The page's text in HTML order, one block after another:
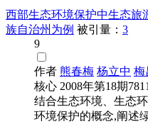
西部生态环境保护中生态
族自治州为例 被引量： 3
9
作者 熊春梅 杨立中 梅
核心 2008年第18期
结合生态环境、生态
环境保护的概念,阐述